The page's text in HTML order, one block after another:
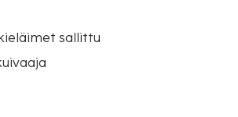
sallittu